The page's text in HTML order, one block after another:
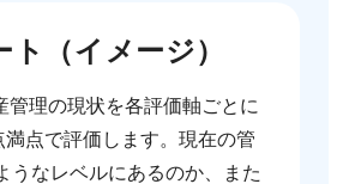
ト（イメージ）
管理の現状を各評価軸ごとに
点で評価します。現在の管
うなレベルにあるのか、また